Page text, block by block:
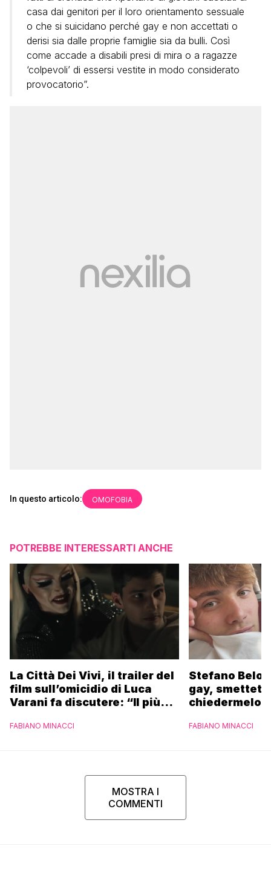
casa dai genitori per il loro orientamento sessuale
o che si suicidano perché gay e non accettati o
derisi sia dalle proprie famiglie sia da bulli. Così
come accade a disabili presi di mira o a ragazze
‘colpevoli’ di essersi vestite in modo considerato
provocatorio”.
In questo articolo: OMOFOBIA
POTREBBE INTERESSARTI ANCHE
La Città Dei Vivi, il trailer del
film sull’omicidio di Luca
Varani fa discutere: “Il più
FABIANO MINACCI
Stefano
gay, smettete
chiedermelo”
FABIANO MINACCI
MOSTRA I
COMMENTI